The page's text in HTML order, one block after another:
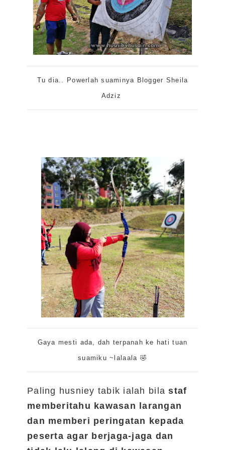
Tu dia.. Powerlah suaminya Blogger Sheila
Adziz
Gaya mesti ada, dah terpanah ke hati tuan
suamiku ~lalaala 🤣
Paling husniey tabik ialah bilastaf
memberitahu kawasan larangan
dan memberi peringatan kepada
peserta agar berjaga-jaga dan